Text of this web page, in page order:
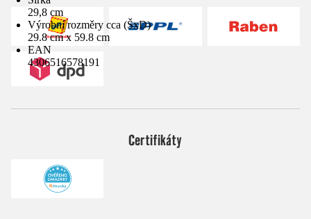
29,8 cm
Výrobní rozměry cca (ŠxD)
29.8 cm x 59.8 cm
EAN
4306516578191
Certifikáty